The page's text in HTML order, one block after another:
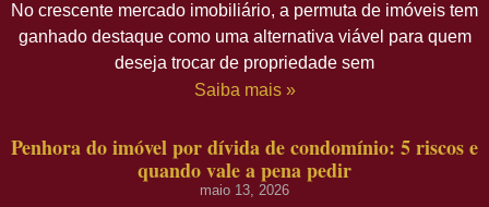
No crescente mercado imobiliário, a permuta de imóveis tem
ganhado destaque como uma alternativa viável para quem
deseja trocar de propriedade sem
Saiba mais »
Penhora do imóvel por dívida de condomínio: 5 riscos e
quando vale a pena pedir
maio 13, 2026